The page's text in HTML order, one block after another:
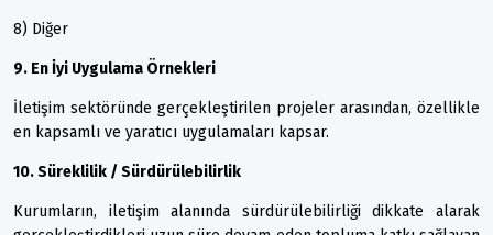
8) Diğer
9. En İyi Uygulama Örnekleri
İletişim sektöründe gerçekleştirilen projeler arasından, özellikle
en kapsamlı ve yaratıcı uygulamaları kapsar.
10. Süreklilik / Sürdürülebilirlik
Kurumların, iletişim alanında sürdürülebilirliği dikkate alarak